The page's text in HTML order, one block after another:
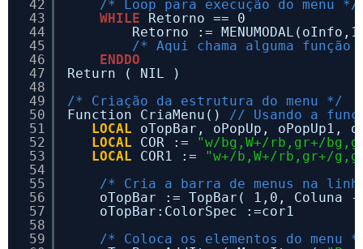
42
43
44
45
46
47
48
49
50
51
52
53
54
55
56
57
58
59
/* Loop para execução do menu */
WHILE
Retorno == 0
Retorno :=
/* Aqui chama alguma
ENDDO
Return ( NIL )
/* Criação da estrutura do menu */
Function CriaMenu() // Usando a
LOCAL
oTopBar, oPopUp, oPopUp1,
LOCAL
COR :=
"w/bg,W+/rb,gr+/
LOCAL
COR1 :=
"w+/b,W+/rb,gr+/
/* Cria a barra de menus na
oTopBar := TopBar( 1,0,
oTopBar:ColorSpec
/* Coloca os elementos do menu